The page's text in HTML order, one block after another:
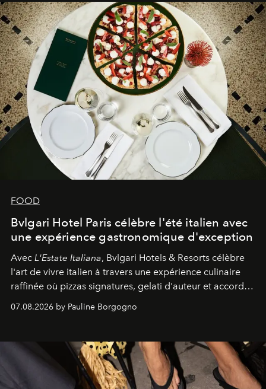
FOOD
Bvlgari Hotel Paris célèbre l'été italien avec
une expérience gastronomique d'exception
Avec L'Estate Italiana, Bvlgari Hotels & Resorts célèbre
l'art de vivre italien à travers une expérience culinaire
raffinée où pizzas signatures, gelati d'auteur et accords
d'exception composent un véritable voyage sensoriel.
07.08.2026 by Pauline Borgogno